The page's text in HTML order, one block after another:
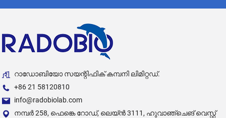
റാഡോബിയോ സയന്റിഫിക് കമ്പനി ലിമിറ്റഡ്.
+86 21 58120810
info@radobiolab.com
നമ്പർ 258, ഫെങ്കെ റോഡ്, ലെയ്ൻ 3111, ഹുവാഞ്ചെങ് വെസ്റ്റ്